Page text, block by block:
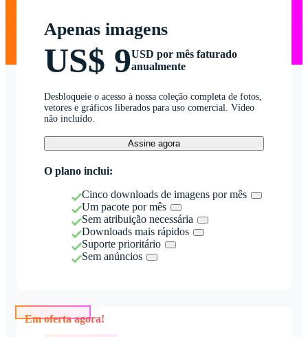
Apenas imagens
US$ 9USD por mês faturado
anualmente
Desbloqueie o acesso à nossa coleção completa de fotos,
vetores e gráficos liberados para uso comercial. Vídeo
não incluído.
Assine agora
O plano inclui:
Cinco downloads de imagens por mês
Um pacote por mês
Sem atribuição necessária
Downloads mais rápidos
Suporte prioritário
Sem anúncios